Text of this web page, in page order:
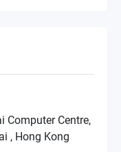
Computer Centre,
, Hong Kong